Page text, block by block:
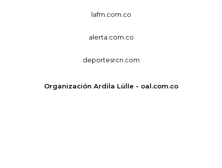
lafm.com.co
alerta.com.co
deportesrcn.com
Organización Ardila Lülle - oal.com.co